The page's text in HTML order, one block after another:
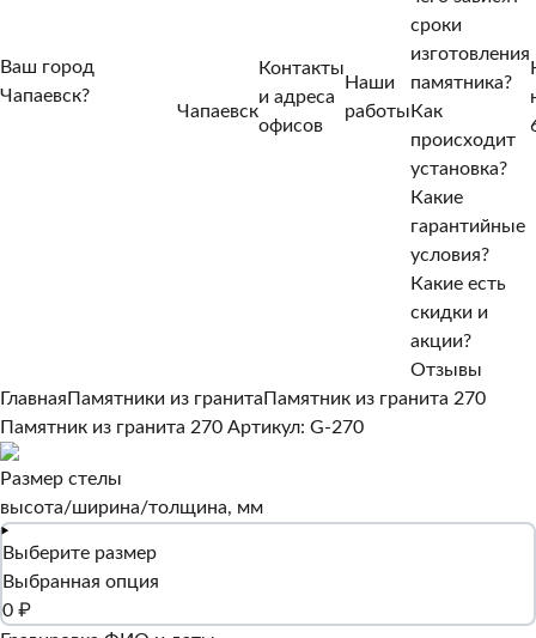
Ваш город
Чапаевск?
Чапаевск
Контакты
и адреса
офисов
Наши
работы
сроки
изготовления
памятника?
Как
происходит
установка?
Какие
гарантийные
условия?
Какие есть
скидки и
акции?
Отзывы
Главная Памятники из гранита Памятник из гранита 270
Памятник из гранита 270 Артикул: G-270
Размер стелы
высота/ширина/толщина, мм
Выберите размер
Выбранная опция
0 ₽